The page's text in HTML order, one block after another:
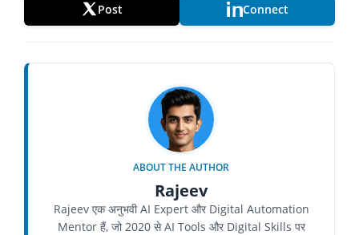
Post Connect
ABOUT THE AUTHOR
Rajeev
Rajeev एक अनुभवी AI Expert और Digital Automation
Mentor हैं, जो 2020 से AI Tools और Digital Skills पर